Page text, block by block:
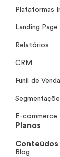
Plataformas
Landing Page
Relatórios
CRM
Funil de
E-commerce
Planos
Conteúdos
Blog